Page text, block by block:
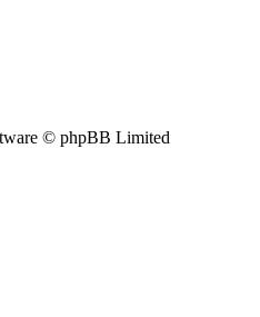
© phpBB Limited